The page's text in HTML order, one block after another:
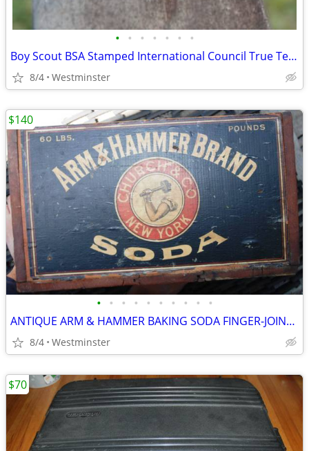
• • • • • • •
Boy Scout BSA Stamped International Council True Temper Camp Hatchet
8/4 Westminster
• • • • • • • • • •
ANTIQUE ARM & HAMMER BAKING SODA FINGER-JOINTED WOODEN CRATE, W/STAMP
8/4 Westminster
$140
$70